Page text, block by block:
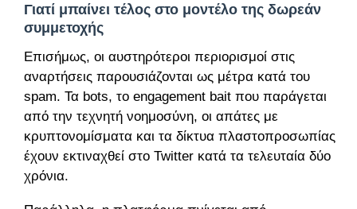
Γιατί μπαίνει τέλος στο μοντέλο της δωρεάν
συμμετοχής
Επισήμως, οι αυστηρότεροι περιορισμοί στις
αναρτήσεις παρουσιάζονται ως μέτρα κατά του
spam. Τα bots, το engagement bait που παράγεται
από την τεχνητή νοημοσύνη, οι απάτες με
κρυπτονομίσματα και τα δίκτυα πλαστοπροσωπίας
έχουν εκτιναχθεί στο Twitter κατά τα τελευταία δύο
χρόνια.